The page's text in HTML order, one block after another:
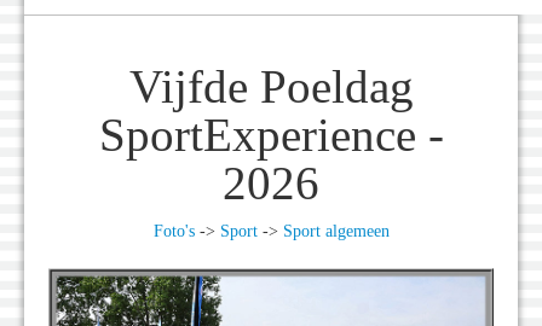
Vijfde Poeldag
SportExperience -
2026
Foto's-> Sport-> Sport algemeen